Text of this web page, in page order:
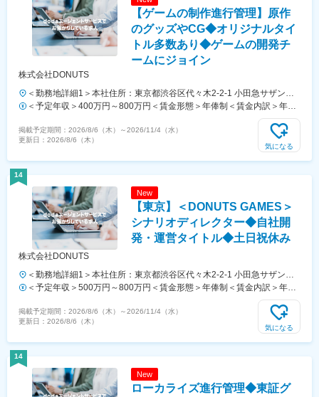
【ゲームの制作進行管理】原作
のグッズやCG◆オリジナルタイ
トル多数あり◆ゲームの開発チ
ームにジョイン
株式会社DONUTS
＜勤務地詳細1＞本社住所：東京都渋谷区代々木2-2-1 小田急サザンタ
ワー8F勤務地最寄駅：各線／新宿駅受動喫煙対策：屋内全面禁煙＜勤
務地詳細2＞サテライトオフィス住所：東京都渋谷区代々木1丁目31-1
代々木ビル勤務地最寄駅：各線／代々木駅受動喫煙対策：屋内全面禁煙
＜勤務地詳細3＞サテライトオフィス住所：東京都渋谷区代々木1丁目
＜予定年収＞400万円～800万円＜賃金形態＞年俸制＜賃金内訳＞年額
（基本給）：2,969,076円～5,938,140円固定残業手当/月：85,911円～
171,822円（固定残業時間45時間0分/月）超過した時間外労働の残業手
当は追加支給＜月額＞333,334円～666,667円（12分割）（一律手当を
含めた表記です。
掲載予定期間： 2026/8/6（木） ～2026/11/4（水）
更新日： 2026/8/6（木）
気になる
14
New
【東京】＜DONUTS GAMES＞
シナリオディレクター◆自社開
発・運営タイトル◆土日祝休み
株式会社DONUTS
＜勤務地詳細1＞本社住所：東京都渋谷区代々木2-2-1 小田急サザンタ
ワー8F勤務地最寄駅：各線／新宿駅受動喫煙対策：屋内全面禁煙＜勤
務地詳細2＞サテライトオフィス住所：東京都渋谷区代々木1丁目 58-1
石山ビル勤務地最寄駅：各線／代々木駅受動喫煙対策：屋内全面禁煙＜
勤務地詳細3＞サテライトオフィス住所：東京都渋谷区代々木1丁目31-
＜予定年収＞500万円～800万円＜賃金形態＞年俸制＜賃金内訳＞年額
（基本給）：3,707,388円～5,938,140円固定残業手当/月：107,718円
～171,822円（固定残業時間45時間0分/月）超過した時間外労働の残業
手当は追加支給＜月額＞416,667円～666,667円（12分割）（一律手当
通じて上下する可能性があります。月給(月額)は固定手当を含めた表記
です。
掲載予定期間： 2026/8/6（木） ～2026/11/4（水）
更新日： 2026/8/6（木）
気になる
14
New
ローカライズ進行管理◆東証グ